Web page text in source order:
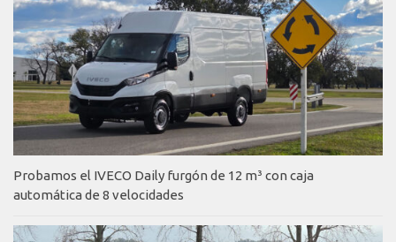
Probamos el IVECO Daily furgón de 12 m³ con caja
automática de 8 velocidades